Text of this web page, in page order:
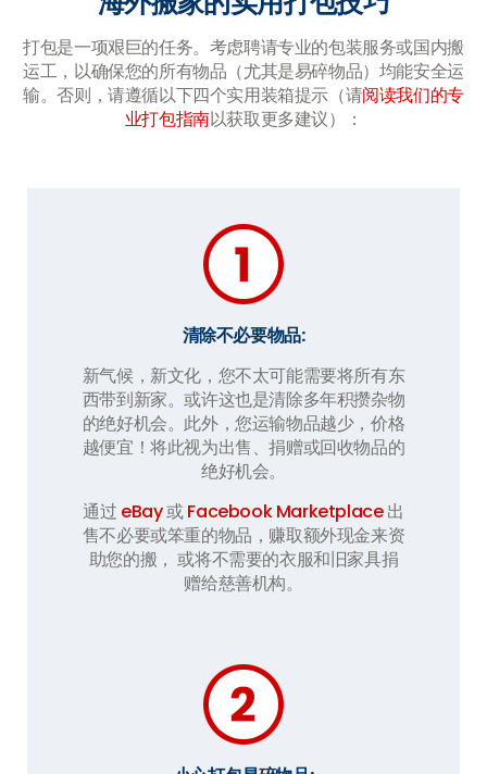
打包是一项艰巨的任务。考虑聘请专业的包装服务或国内搬
运工，以确保您的所有物品（尤其是易碎物品）均能安全运
输。否则，请遵循以下四个实用装箱提示（请阅读我们的专
业打包指南以获取更多建议）：
清除不必要物品:
新气候，新文化，您不太可能需要将所有东
西带到新家。或许这也是清除多年积攒杂物
的绝好机会。此外，您运输物品越少，价格
越便宜！将此视为出售、捐赠或回收物品的
绝好机会。
通过 eBay或Facebook Marketplace出
售不必要或笨重的物品，赚取额外现金来资
助您的搬， 或将不需要的衣服和旧家具捐
赠给慈善机构。